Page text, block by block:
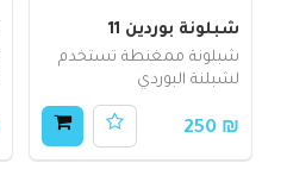
شبلونة بوردين 11
شبلونة ممغنطة تستخدم
لشبلنة البوردي
₪ 250